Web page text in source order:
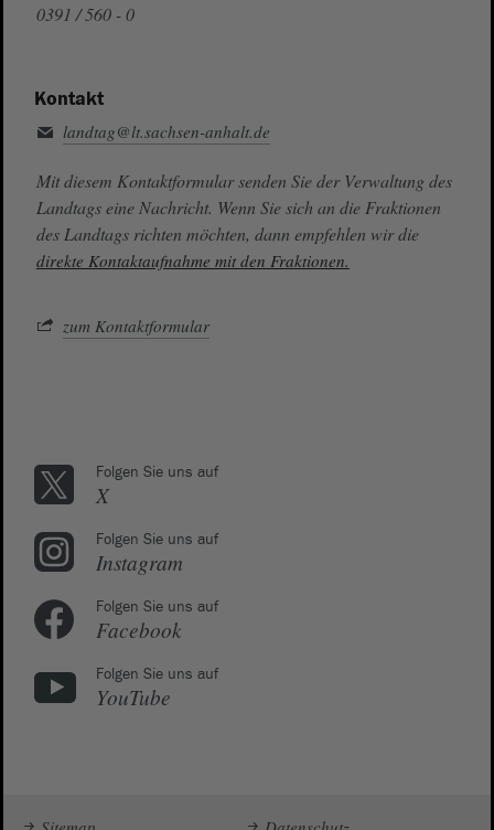
0391 / 560 - 0
Kontakt
landtag@lt.sachsen-anhalt.de
Mit diesem Kontaktformular senden Sie der Verwaltung des
Landtags eine Nachricht. Wenn Sie sich an die Fraktionen
des Landtags richten möchten, dann empfehlen wir die
direkte Kontaktaufnahme mit den Fraktionen.
zum Kontaktformular
Folgen Sie uns auf
X
Folgen Sie uns auf
Instagram
Folgen Sie uns auf
Facebook
Folgen Sie uns auf
YouTube